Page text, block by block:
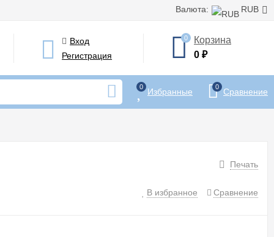
Валюта: RUB
Вход
Регистрация
0
Корзина
0 ₽
0 Избранные 0 Сравнение
Печать
В избранное Сравнение